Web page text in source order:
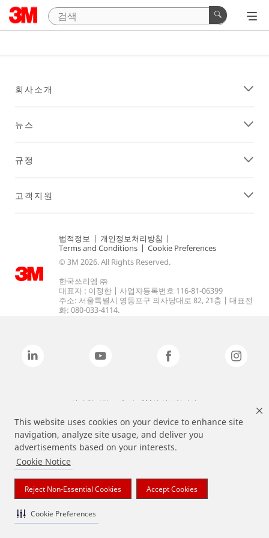
This website uses cookies on your device to enhance site
navigation, analyze site usage, and deliver you
advertisements based on your interests.
Cookie Notice
Reject Non-Essential Cookies Accept Cookies
Cookie Preferences
회사소개
뉴스
규정
고객지원
법적정보 | 개인정보처리방침 |
Terms and Conditions | Cookie Preferences
© 3M 2026. All Rights Reserved.
한국쓰리엠 ㈜
대표자 : 이정한 | 사업자등록번호 116-81-06399
주소: 서울특별시 영등포구 의사당대로 82, 21층 | 대표전
화: 080-033-4114.
상기 열거된 브랜드는 3M의 상표입니다.